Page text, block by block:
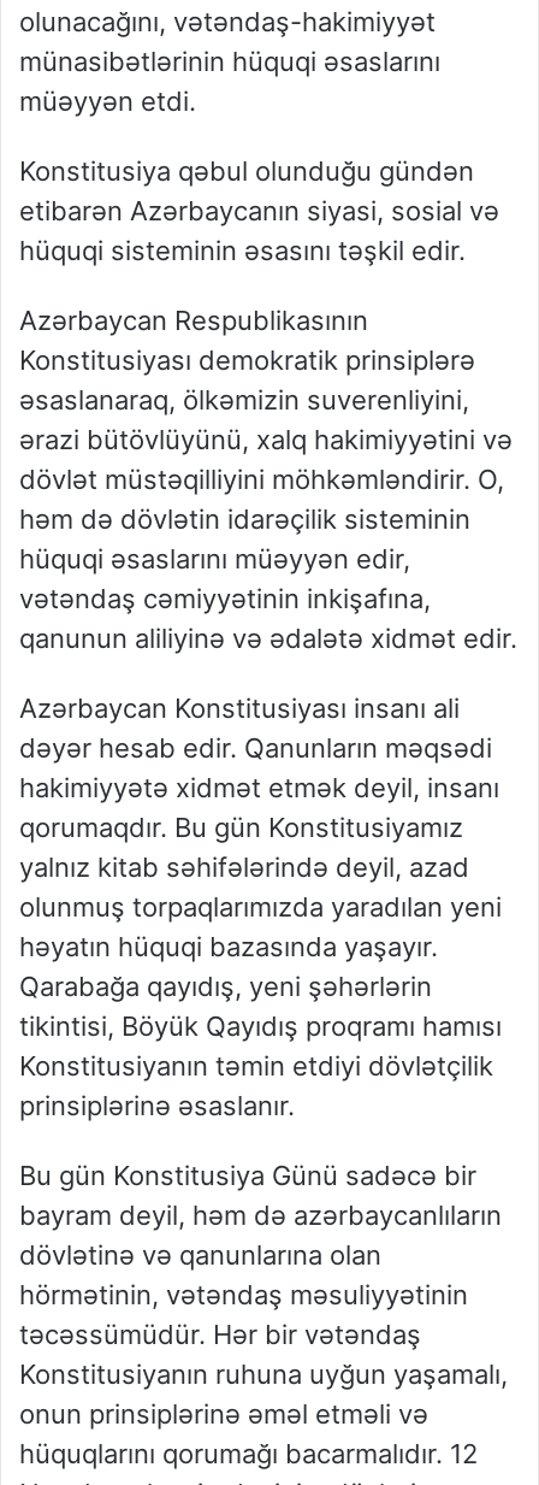
olunacağını, vətəndaş-hakimiyyət
münasibətlərinin hüquqi əsaslarını
müəyyən etdi.
Konstitusiya qəbul olunduğu gündən
etibarən Azərbaycanın siyasi, sosial və
hüquqi sisteminin əsasını təşkil edir.
Azərbaycan Respublikasının
Konstitusiyası demokratik prinsiplərə
əsaslanaraq, ölkəmizin suverenliyini,
ərazi bütövlüyünü, xalq hakimiyyətini və
dövlət müstəqilliyini möhkəmləndirir. O,
həm də dövlətin idarəçilik sisteminin
hüquqi əsaslarını müəyyən edir,
vətəndaş cəmiyyətinin inkişafına,
qanunun aliliyinə və ədalətə xidmət edir.
Azərbaycan Konstitusiyası insanı ali
dəyər hesab edir. Qanunların məqsədi
hakimiyyətə xidmət etmək deyil, insanı
qorumaqdır. Bu gün Konstitusiyamız
yalnız kitab səhifələrində deyil, azad
olunmuş torpaqlarımızda yaradılan yeni
həyatın hüquqi bazasında yaşayır.
Qarabağa qayıdış, yeni şəhərlərin
tikintisi, Böyük Qayıdış proqramı hamısı
Konstitusiyanın təmin etdiyi dövlətçilik
prinsiplərinə əsaslanır.
Bu gün Konstitusiya Günü sadəcə bir
bayram deyil, həm də azərbaycanlıların
dövlətinə və qanunlarına olan
hörmətinin, vətəndaş məsuliyyətinin
təcəssümüdür. Hər bir vətəndaş
Konstitusiyanın ruhuna uyğun yaşamalı,
onun prinsiplərinə əməl etməli və
hüquqlarını qorumağı bacarmalıdır. 12